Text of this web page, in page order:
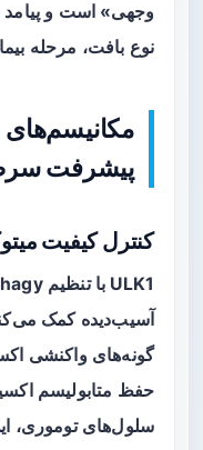
وجهی» است و پیامد
نوع بافت، مرحله
مکانیسم‌های
پیشرفت
کنترل کیفیت
آسیب‌دیده کمک
حفظ متابولیسم
سلول‌های توموری،